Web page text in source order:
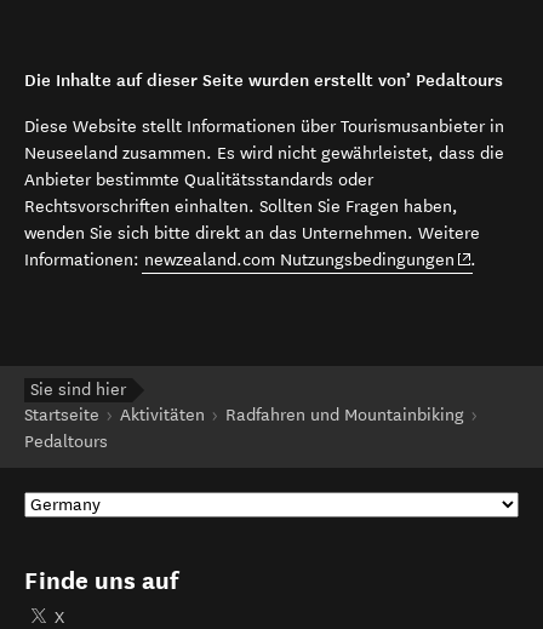
Die Inhalte auf dieser Seite wurden erstellt von’ Pedaltours
Diese Website stellt Informationen über Tourismusanbieter in
Neuseeland zusammen. Es wird nicht gewährleistet, dass die
Anbieter bestimmte Qualitätsstandards oder
Rechtsvorschriften einhalten. Sollten Sie Fragen haben,
wenden Sie sich bitte direkt an das Unternehmen. Weitere
Informationen: newzealand.com Nutzungsbedingungen (opens in
.
Sie sind hier
Startseite
Aktivitäten
Radfahren und Mountainbiking
Pedaltours
Finde uns auf
X